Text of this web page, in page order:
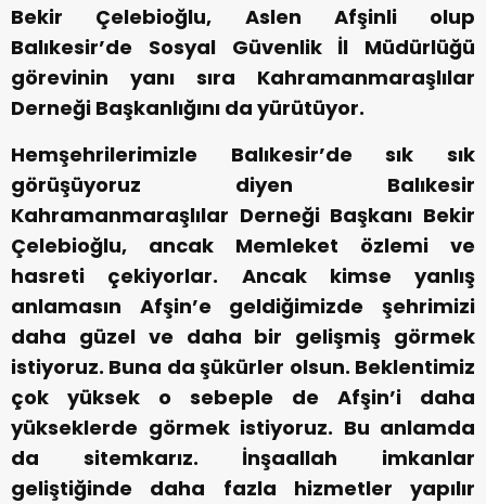
Bekir Çelebioğlu, Aslen Afşinli olup
Balıkesir’de Sosyal Güvenlik İl Müdürlüğü
görevinin yanı sıra Kahramanmaraşlılar
Derneği Başkanlığını da yürütüyor.
Hemşehrilerimizle Balıkesir’de sık sık
görüşüyoruz diyen Balıkesir
Kahramanmaraşlılar Derneği Başkanı Bekir
Çelebioğlu, ancak Memleket özlemi ve
hasreti çekiyorlar. Ancak kimse yanlış
anlamasın Afşin’e geldiğimizde şehrimizi
daha güzel ve daha bir gelişmiş görmek
istiyoruz. Buna da şükürler olsun. Beklentimiz
çok yüksek o sebeple de Afşin’i daha
yükseklerde görmek istiyoruz. Bu anlamda
da sitemkarız. İnşaallah imkanlar
geliştiğinde daha fazla hizmetler yapılır